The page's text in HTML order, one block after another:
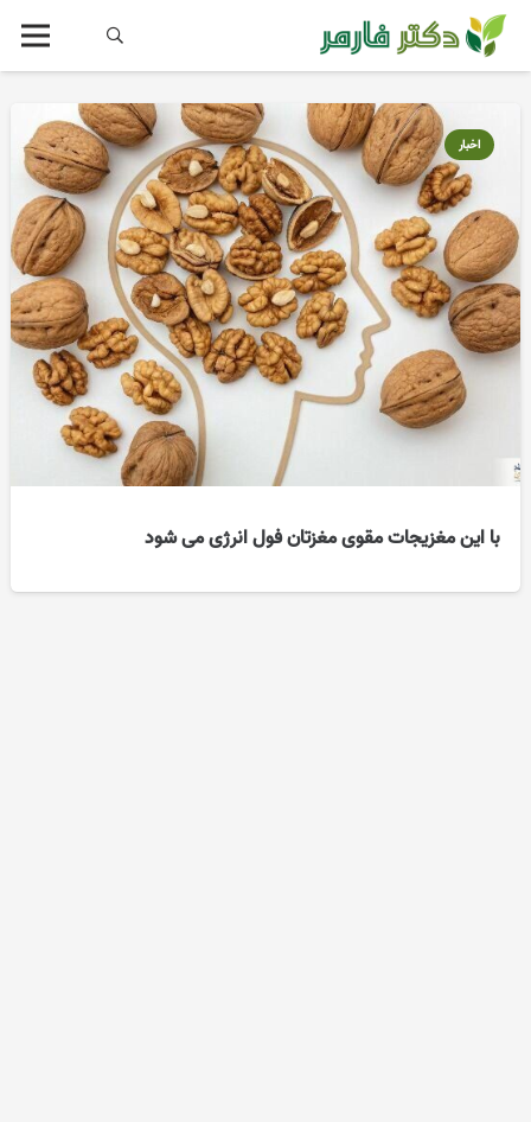
اخبار
با این مغزیجات مقوی مغزتان فول انرژی می شود